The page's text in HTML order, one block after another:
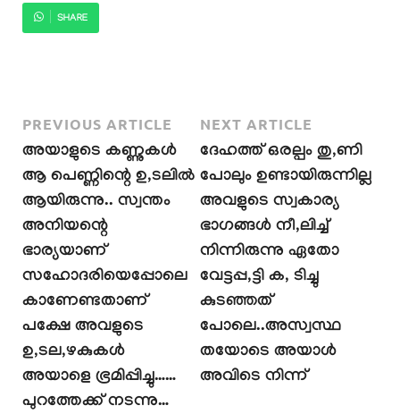
SHARE
PREVIOUS ARTICLE
അയാളുടെ കണ്ണുകൾ
ആ പെണ്ണിന്റെ ഉ,ടലിൽ
ആയിരുന്നു.. സ്വന്തം
അനിയന്റെ
ഭാര്യയാണ്
സഹോദരിയെപ്പോലെ
കാണേണ്ടതാണ്
പക്ഷേ അവളുടെ
ഉ,ടല,ഴകുകൾ
അയാളെ ഭ്രമിപ്പിച്ചു……
NEXT ARTICLE
ദേഹത്ത് ഒരല്പം തു,ണി
പോലും ഉണ്ടായിരുന്നില്ല
അവളുടെ സ്വകാര്യ
ഭാഗങ്ങൾ നീ,ലിച്ച്
നിന്നിരുന്നു ഏതോ
വേട്ടപ്പ,ട്ടി ക, ടിച്ചു
കുടഞ്ഞത്
പോലെ..അസ്വസ്ഥ
തയോടെ അയാൾ
അവിടെ നിന്ന്
പുറത്തേക്ക് നടന്നു…